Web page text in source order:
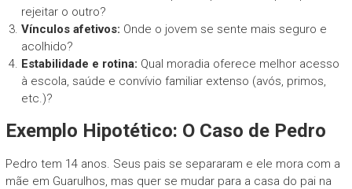
rejeitar o outro?
Vínculos afetivos: Onde o jovem se sente mais seguro e
acolhido?
Estabilidade e rotina: Qual moradia oferece melhor acesso
à escola, saúde e convívio familiar extenso (avós, primos,
etc.)?
Exemplo Hipotético: O Caso de Pedro
Pedro tem 14 anos. Seus pais se separaram e ele mora com a
mãe em Guarulhos, mas quer se mudar para a casa do pai na